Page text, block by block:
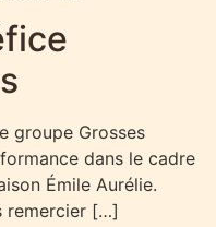
groupe Grosses
dans le cadre
Émile Aurélie.
remercier […]